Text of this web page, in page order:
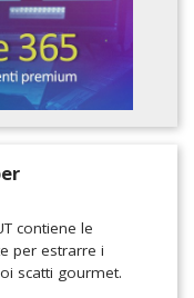
contiene le
per estrarre i
scatti gourmet.